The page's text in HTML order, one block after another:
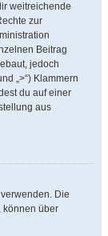
weitreichende
zur
Beitrag
jedoch
„>“) Klammern
du auf einer
aus
Die
können über